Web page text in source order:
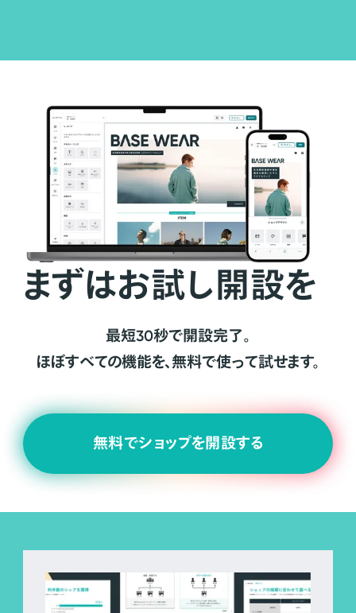
まずはお試し開設を
最短30秒で開設完了。
ほぼすべての機能を、無料で使って試せます。
無料でショップを開設する